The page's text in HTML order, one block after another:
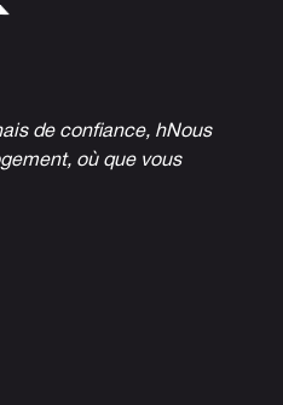
de confiance, hNous
où que vous